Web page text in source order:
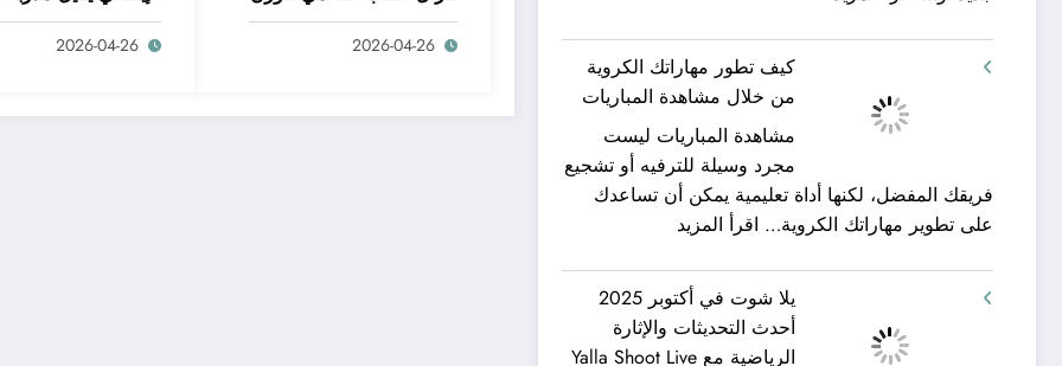
نيلية
–
سحر
البحر
وجمال
مع
شركة
جلوبال
ألفا
الخليج
العفش
تعرف
كيف
الحصول
خدمات
كيف تطور مهاراتك الكروية
من خلال مشاهدة المباريات
مشاهدة المباريات ليست
مجرد وسيلة للترفيه أو تشجيع
فريقك المفضل، لكنها أداة تعليمية يمكن أن تساعدك
على تطوير مهاراتك الكروية… اقرأ المزيد
مهاراتك
الكروية
يلا شوت في أكتوبر 2025
أحدث التحديثات والإثارة
الرياضية مع Yalla Shoot Live
الثقيل للملاكمة بين
2026-04-26
السابق دانييلي دي
2026-04-26